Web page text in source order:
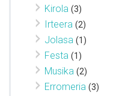
Kirola (3)
Irteera (2)
Jolasa (1)
Festa (1)
Musika (2)
Erromeria (3)